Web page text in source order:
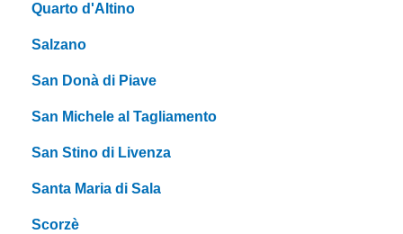
Quarto d'Altino
Salzano
San Donà di Piave
San Michele al Tagliamento
San Stino di Livenza
Santa Maria di Sala
Scorzè